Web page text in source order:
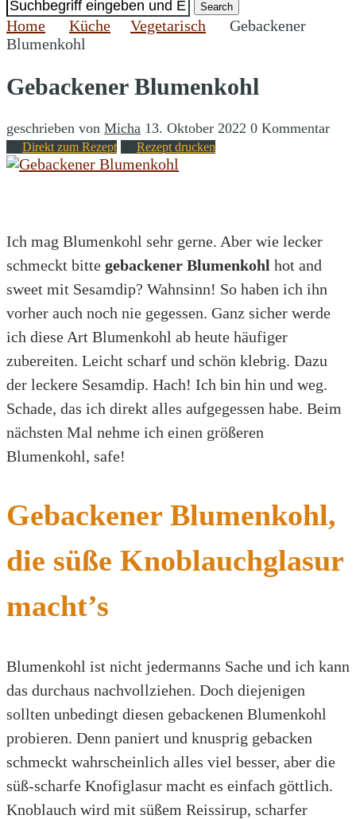
Search
Home Küche Vegetarisch
Gebackener
Blumenkohl
Gebackener Blumenkohl
geschrieben von Micha 13. Oktober 2022 0 Kommentar
Direkt zum Rezept Rezept drucken
Ich mag Blumenkohl sehr gerne. Aber wie lecker
schmeckt bitte gebackener Blumenkohl hot and
sweet mit Sesamdip? Wahnsinn! So haben ich ihn
vorher auch noch nie gegessen. Ganz sicher werde
ich diese Art Blumenkohl ab heute häufiger
zubereiten. Leicht scharf und schön klebrig. Dazu
der leckere Sesamdip. Hach! Ich bin hin und weg.
Schade, das ich direkt alles aufgegessen habe. Beim
nächsten Mal nehme ich einen größeren
Blumenkohl, safe!
Gebackener Blumenkohl,
die süße Knoblauchglasur
macht’s
Blumenkohl ist nicht jedermanns Sache und ich kann
das durchaus nachvollziehen. Doch diejenigen
sollten unbedingt diesen gebackenen Blumenkohl
probieren. Denn paniert und knusprig gebacken
schmeckt wahrscheinlich alles viel besser, aber die
süß-scharfe Knofiglasur macht es einfach göttlich.
Knoblauch wird mit süßem Reissirup, scharfer